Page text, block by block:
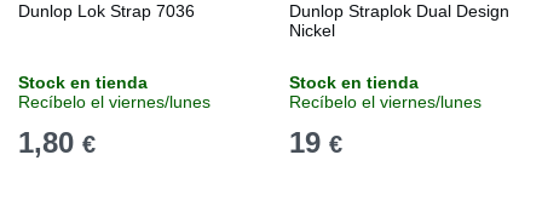
Dunlop Lok Strap 7036
Stock en tienda
Recíbelo el viernes/lunes
1,80 €
Dunlop Straplok Dual Design
Nickel
Stock en tienda
Recíbelo el viernes/lunes
19 €